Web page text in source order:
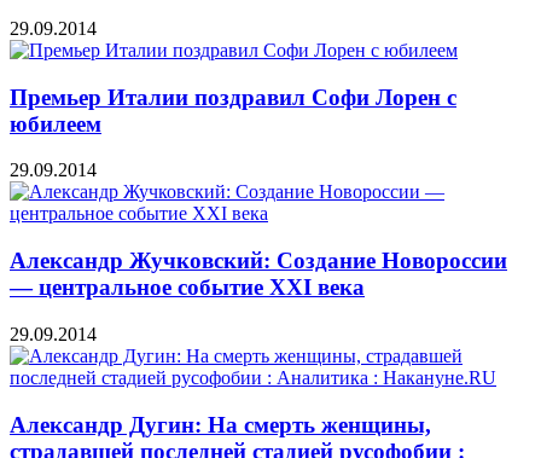
29.09.2014
Премьер Италии поздравил Софи Лорен с
юбилеем
29.09.2014
Александр Жучковский: Создание Новороссии
— центральное событие XXI века
29.09.2014
Александр Дугин: На смерть женщины,
страдавшей последней стадией русофобии :